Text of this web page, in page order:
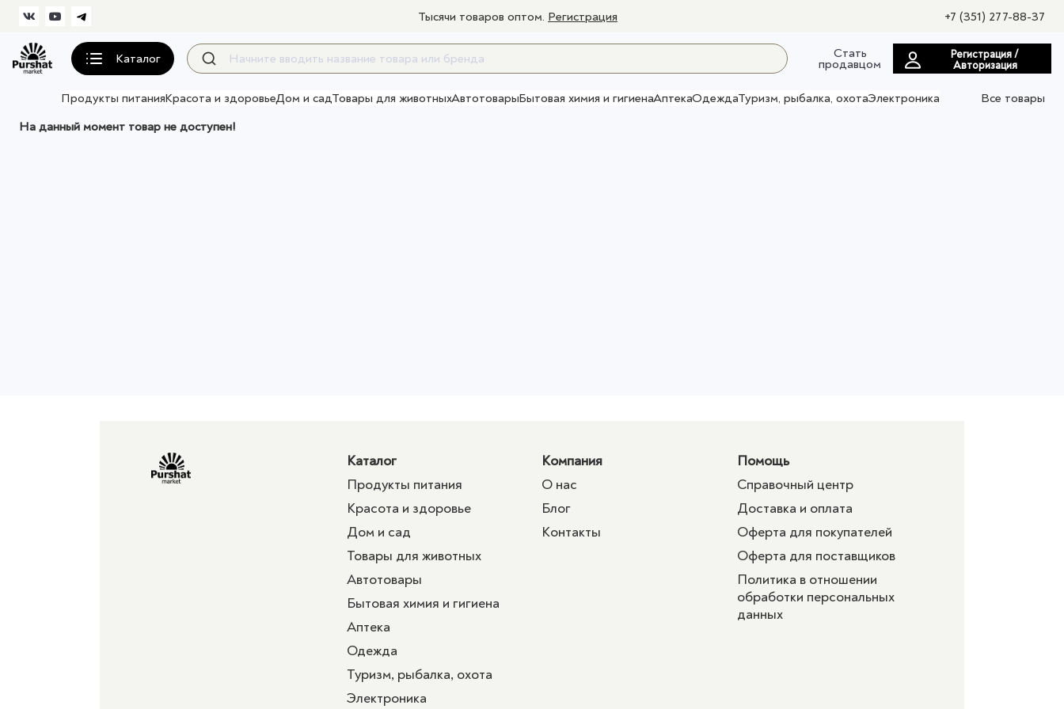
Тысячи товаров оптом. Регистрация +7 (351) 277-88-37
Каталог Стать
продавцом
Регистрация /
Авторизация
Продукты питанияКрасота и здоровьеДом и садТовары для животныхАвтотоварыБытовая химия и гигиенаАптекаОдеждаТуризм, рыбалка, охотаЭлектроника
Все товары
На данный момент товар не доступен!
Каталог
Продукты питания
Красота и здоровье
Дом и сад
Товары для животных
Автотовары
Бытовая химия и гигиена
Аптека
Одежда
Туризм, рыбалка, охота
Электроника
Компания
О нас
Блог
Контакты
Помощь
Справочный центр
Доставка и оплата
Оферта для покупателей
Оферта для поставщиков
Политика в отношении
обработки персональных
данных